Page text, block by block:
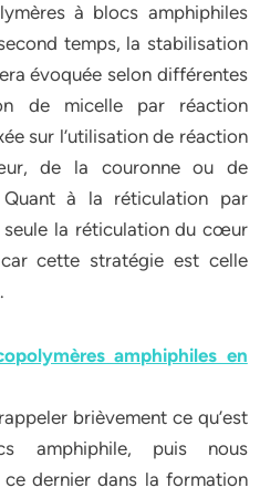
à blocs amphiphiles
temps, la stabilisation
évoquée selon différentes
de micelle par réaction
sur l’utilisation de réaction
de la couronne ou de
à la réticulation par
seule la réticulation du cœur
cette stratégie est celle
amphiphiles en
brièvement ce qu’est
amphiphile, puis nous
ce dernier dans la formation